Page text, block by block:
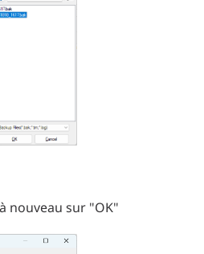
nouveau sur "OK"